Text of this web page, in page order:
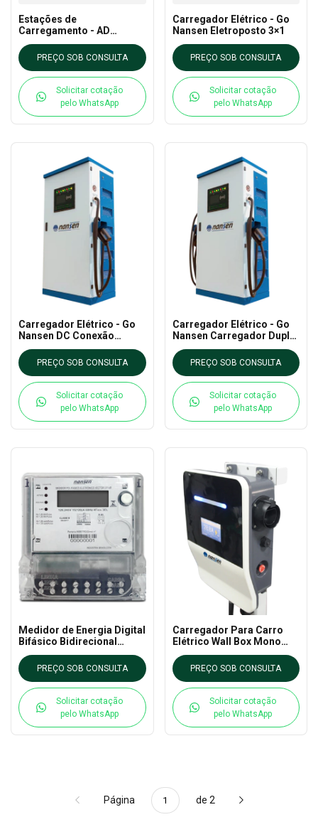
Estações de
Carregamento - AD
Parking 44kW
PREÇO SOB CONSULTA
Solicitar cotação
pelo WhatsApp
Carregador Elétrico - Go
Nansen Eletroposto 3×1
PREÇO SOB CONSULTA
Solicitar cotação
pelo WhatsApp
Carregador Elétrico - Go
Nansen DC Conexão
Simples
PREÇO SOB CONSULTA
Solicitar cotação
pelo WhatsApp
Carregador Elétrico - Go
Nansen Carregador Duplo
GBT 80kW
PREÇO SOB CONSULTA
Solicitar cotação
pelo WhatsApp
Medidor de Energia Digital
Bifásico Bidirecional
Vector 3 - Nansen
PREÇO SOB CONSULTA
Solicitar cotação
pelo WhatsApp
Carregador Para Carro
Elétrico Wall Box Mono
7KW - Nansen
PREÇO SOB CONSULTA
Solicitar cotação
pelo WhatsApp
Página de 2